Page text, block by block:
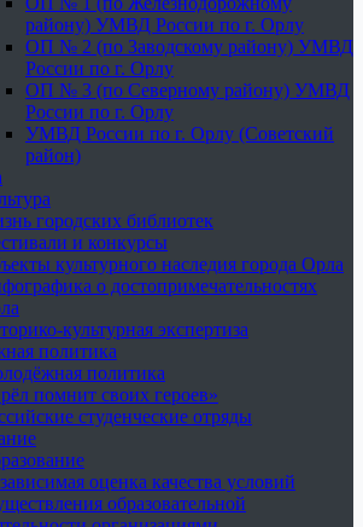
району) УМВД России по г. Орлу
ОП № 2 (по Заводскому району) УМВД
России по г. Орлу
ОП № 3 (по Северному району) УМВД
России по г. Орлу
УМВД России по г. Орлу (Советский
район)
городских библиотек
и конкурсы
культурного наследия города Орла
о достопримечательностях
культурная экспертиза
политика
политика
помнит своих героев»
студенческие отряды
оценка качества условий
образовательной